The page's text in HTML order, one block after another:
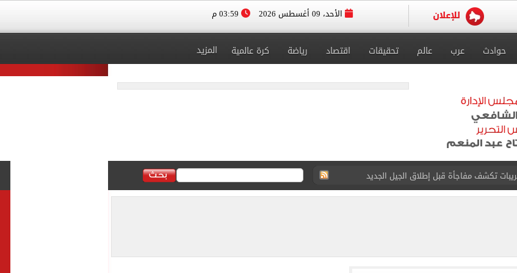
الأحد، 09 أغسطس 2026
حوادث عرب عالم تحقيقات اقتصاد رياضة كرة عالمية المزيد
عبد الكريم قبل مواجهة الأهلي
يروون ذكريات الهضبة بالقرية (فيديو)